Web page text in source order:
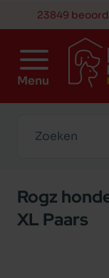
23849
Menu
Rogz
XL Paars